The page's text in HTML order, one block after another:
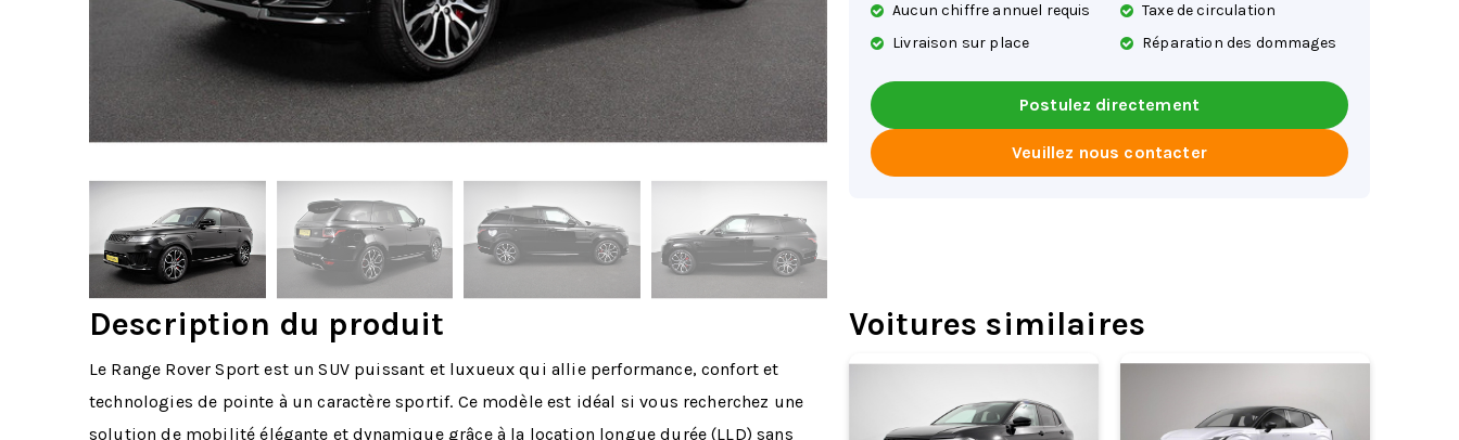
Aucun chiffre annuel requis
Livraison sur place
Taxe de circulation
Réparation des dommages
Postulez directement
Veuillez nous contacter
Description du produit
Le Range Rover Sport est un SUV puissant et luxueux qui allie performance, confort et
technologies de pointe à un caractère sportif. Ce modèle est idéal si vous recherchez une
solution de mobilité élégante et dynamique grâce à la location longue durée (LLD) sans
Voitures similaires